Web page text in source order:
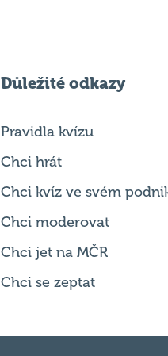
Pravidla kvízu
Chci kvíz ve svém
Chci moderovat
Chci jet na MČR
Chci se zeptat